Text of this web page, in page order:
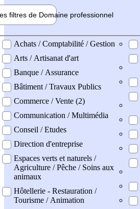
filtres de Domaine professionnel
professionel
Achats / Comptabilité / Gestion
Arts / Artisanat d'art
Banque / Assurance
Bâtiment / Travaux Publics
Commerce / Vente (2)
Communication / Multimédia
Conseil / Etudes
Direction d'entreprise
Espaces verts et naturels /
Agriculture / Pêche / Soins aux
animaux
Hôtellerie - Restauration /
Tourisme / Animation